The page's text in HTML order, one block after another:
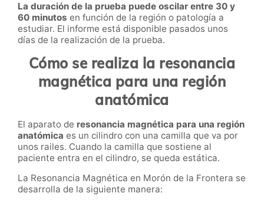
La duración de la prueba puede oscilar entre 30 y
60 minutos en función de la región o patología a
estudiar. El informe está disponible pasados unos
días de la realización de la prueba.
Cómo se realiza la resonancia
magnética para una región
anatómica
El aparato de resonancia magnética para una región
anatómica es un cilindro con una camilla que va por
unos railes. Cuando la camilla que sostiene al
paciente entra en el cilindro, se queda estática.
La Resonancia Magnética en Morón de la Frontera se
desarrolla de la siguiente manera: